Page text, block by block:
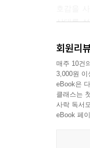
상대를
고수들은
현장에서
실전 심리
● 심리 마
회원리
매주 10건
3,000원 이
eBook은
클래스는
사락 독서
eBook 페